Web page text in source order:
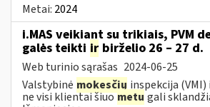
Metai: 2024
i.MAS veikiant su trikiais, PVM
galės teikti ir birželio 26 – 27 d.
Web turinio sąrašas 2024-06-25
Valstybinė mokesčių inspekcija
ne visi klientai šiuometu gali